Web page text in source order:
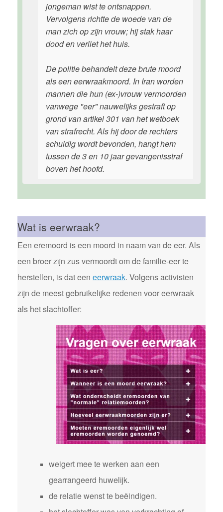
jongeman wist te ontsnappen.
Vervolgens richtte de woede van de
man zich op zijn vrouw; hij stak haar
dood en verliet het huis.
De politie behandelt deze brute moord
als een eerwraakmoord. In Iran worden
mannen die hun (ex-)vrouw vermoorden
vanwege "eer" nauwelijks gestraft op
grond van artikel 301 van het wetboek
van strafrecht. Als hij door de rechters
schuldig wordt bevonden, hangt hem
tussen de 3 en 10 jaar gevangenisstraf
boven het hoofd.
Wat is eerwraak?
Een eremoord is een moord in naam van de eer. Als
een broer zijn zus vermoordt om de familie-eer te
herstellen, is dat een eerwraak. Volgens activisten
zijn de meest gebruikelijke redenen voor eerwraak
als het slachtoffer:
weigert mee te werken aan een
gearrangeerd huwelijk.
de relatie wenst te beëindigen.